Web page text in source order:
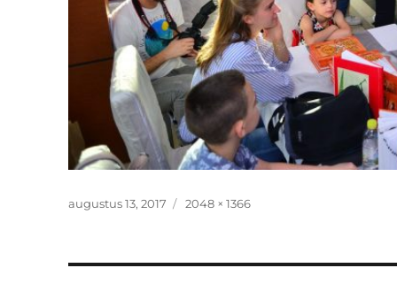
Geplaatst
augustus 13, 2017
Volledige
2048 × 1366